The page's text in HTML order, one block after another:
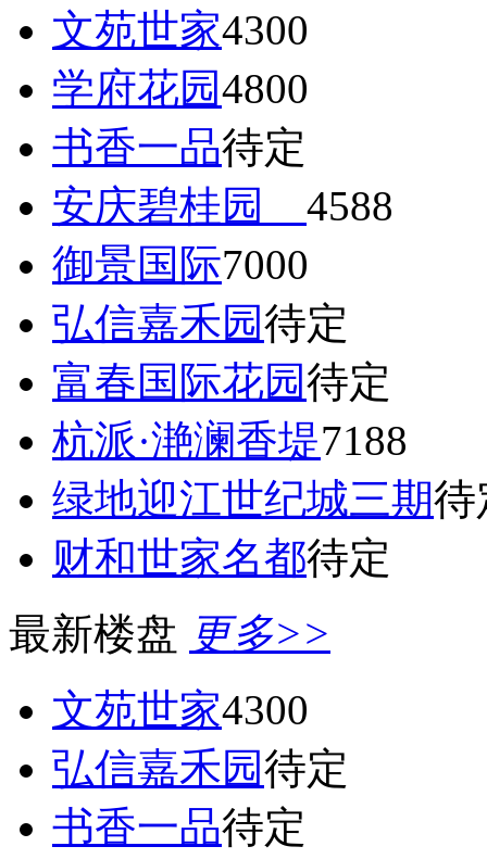
文苑世家4300
学府花园4800
书香一品待定
安庆碧桂园 4588
御景国际7000
弘信嘉禾园待定
富春国际花园待定
杭派·滟澜香堤7188
绿地迎江世纪城三期待
财和世家名都待定
最新楼盘 更多>>
文苑世家4300
弘信嘉禾园待定
书香一品待定